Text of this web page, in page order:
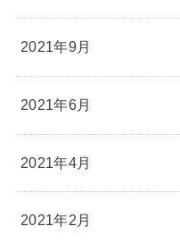
2021年9月
2021年6月
2021年4月
2021年2月